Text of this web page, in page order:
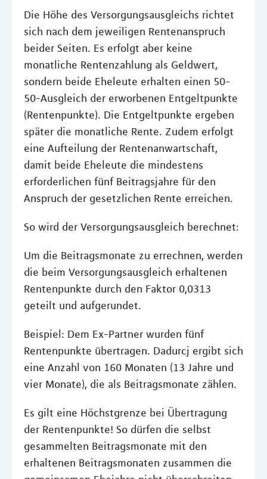
Die Höhe des Versorgungsausgleichs richtet
sich nach dem jeweiligen Rentenanspruch
beider Seiten. Es erfolgt aber keine
monatliche Rentenzahlung als Geldwert,
sondern beide Eheleute erhalten einen 50-
50-Ausgleich der erworbenen Entgeltpunkte
(Rentenpunkte). Die Entgeltpunkte ergeben
später die monatliche Rente. Zudem erfolgt
eine Aufteilung der Rentenanwartschaft,
damit beide Eheleute die mindestens
erforderlichen fünf Beitragsjahre für den
Anspruch der gesetzlichen Rente erreichen.
So wird der Versorgungsausgleich berechnet:
Um die Beitragsmonate zu errechnen, werden
die beim Versorgungsausgleich erhaltenen
Rentenpunkte durch den Faktor 0,0313
geteilt und aufgerundet.
Beispiel: Dem Ex-Partner wurden fünf
Rentenpunkte übertragen. Dadurcj ergibt sich
eine Anzahl von 160 Monaten (13 Jahre und
vier Monate), die als Beitragsmonate zählen.
Es gilt eine Höchstgrenze bei Übertragung
der Rentenpunkte! So dürfen die selbst
gesammelten Beitragsmonate mit den
erhaltenen Beitragsmonaten zusammen die